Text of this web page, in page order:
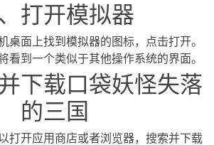
打开模拟器
桌面上找到模拟器的图标，点击打开。
看到一个类似于其他操作系统的界面。
下载口袋妖怪失落
的三国
打开应用商店或者浏览器，搜索并下载